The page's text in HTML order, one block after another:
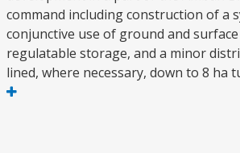
command including construction of a
conjunctive use of ground and
regulatable storage, and a minor
lined, where necessary, down to 8 ha